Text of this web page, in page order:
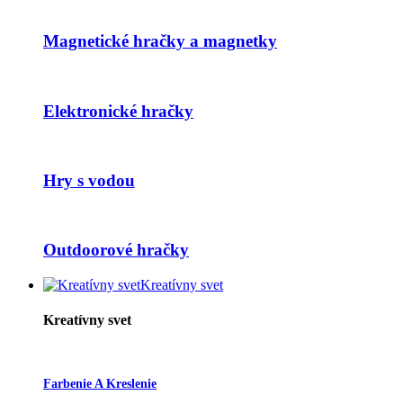
Magnetické hračky a magnetky
Elektronické hračky
Hry s vodou
Outdoorové hračky
Kreatívny svet
Kreatívny svet
Farbenie A Kreslenie